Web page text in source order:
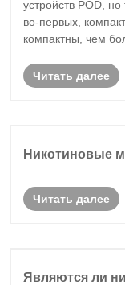
устройств POD,
во-первых,
компактны, чем
собираетесь
Читать далее
Никотиновые
Читать далее
Являются ли